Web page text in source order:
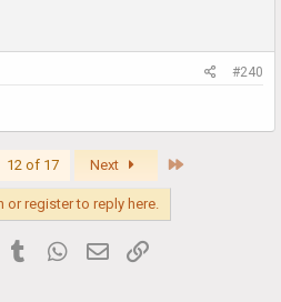
#240
12 of 17 Next
or register to reply here.
PinterestTumblr WhatsApp
Email